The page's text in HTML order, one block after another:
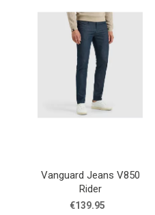
Vanguard Jeans V850
Rider
€139.95